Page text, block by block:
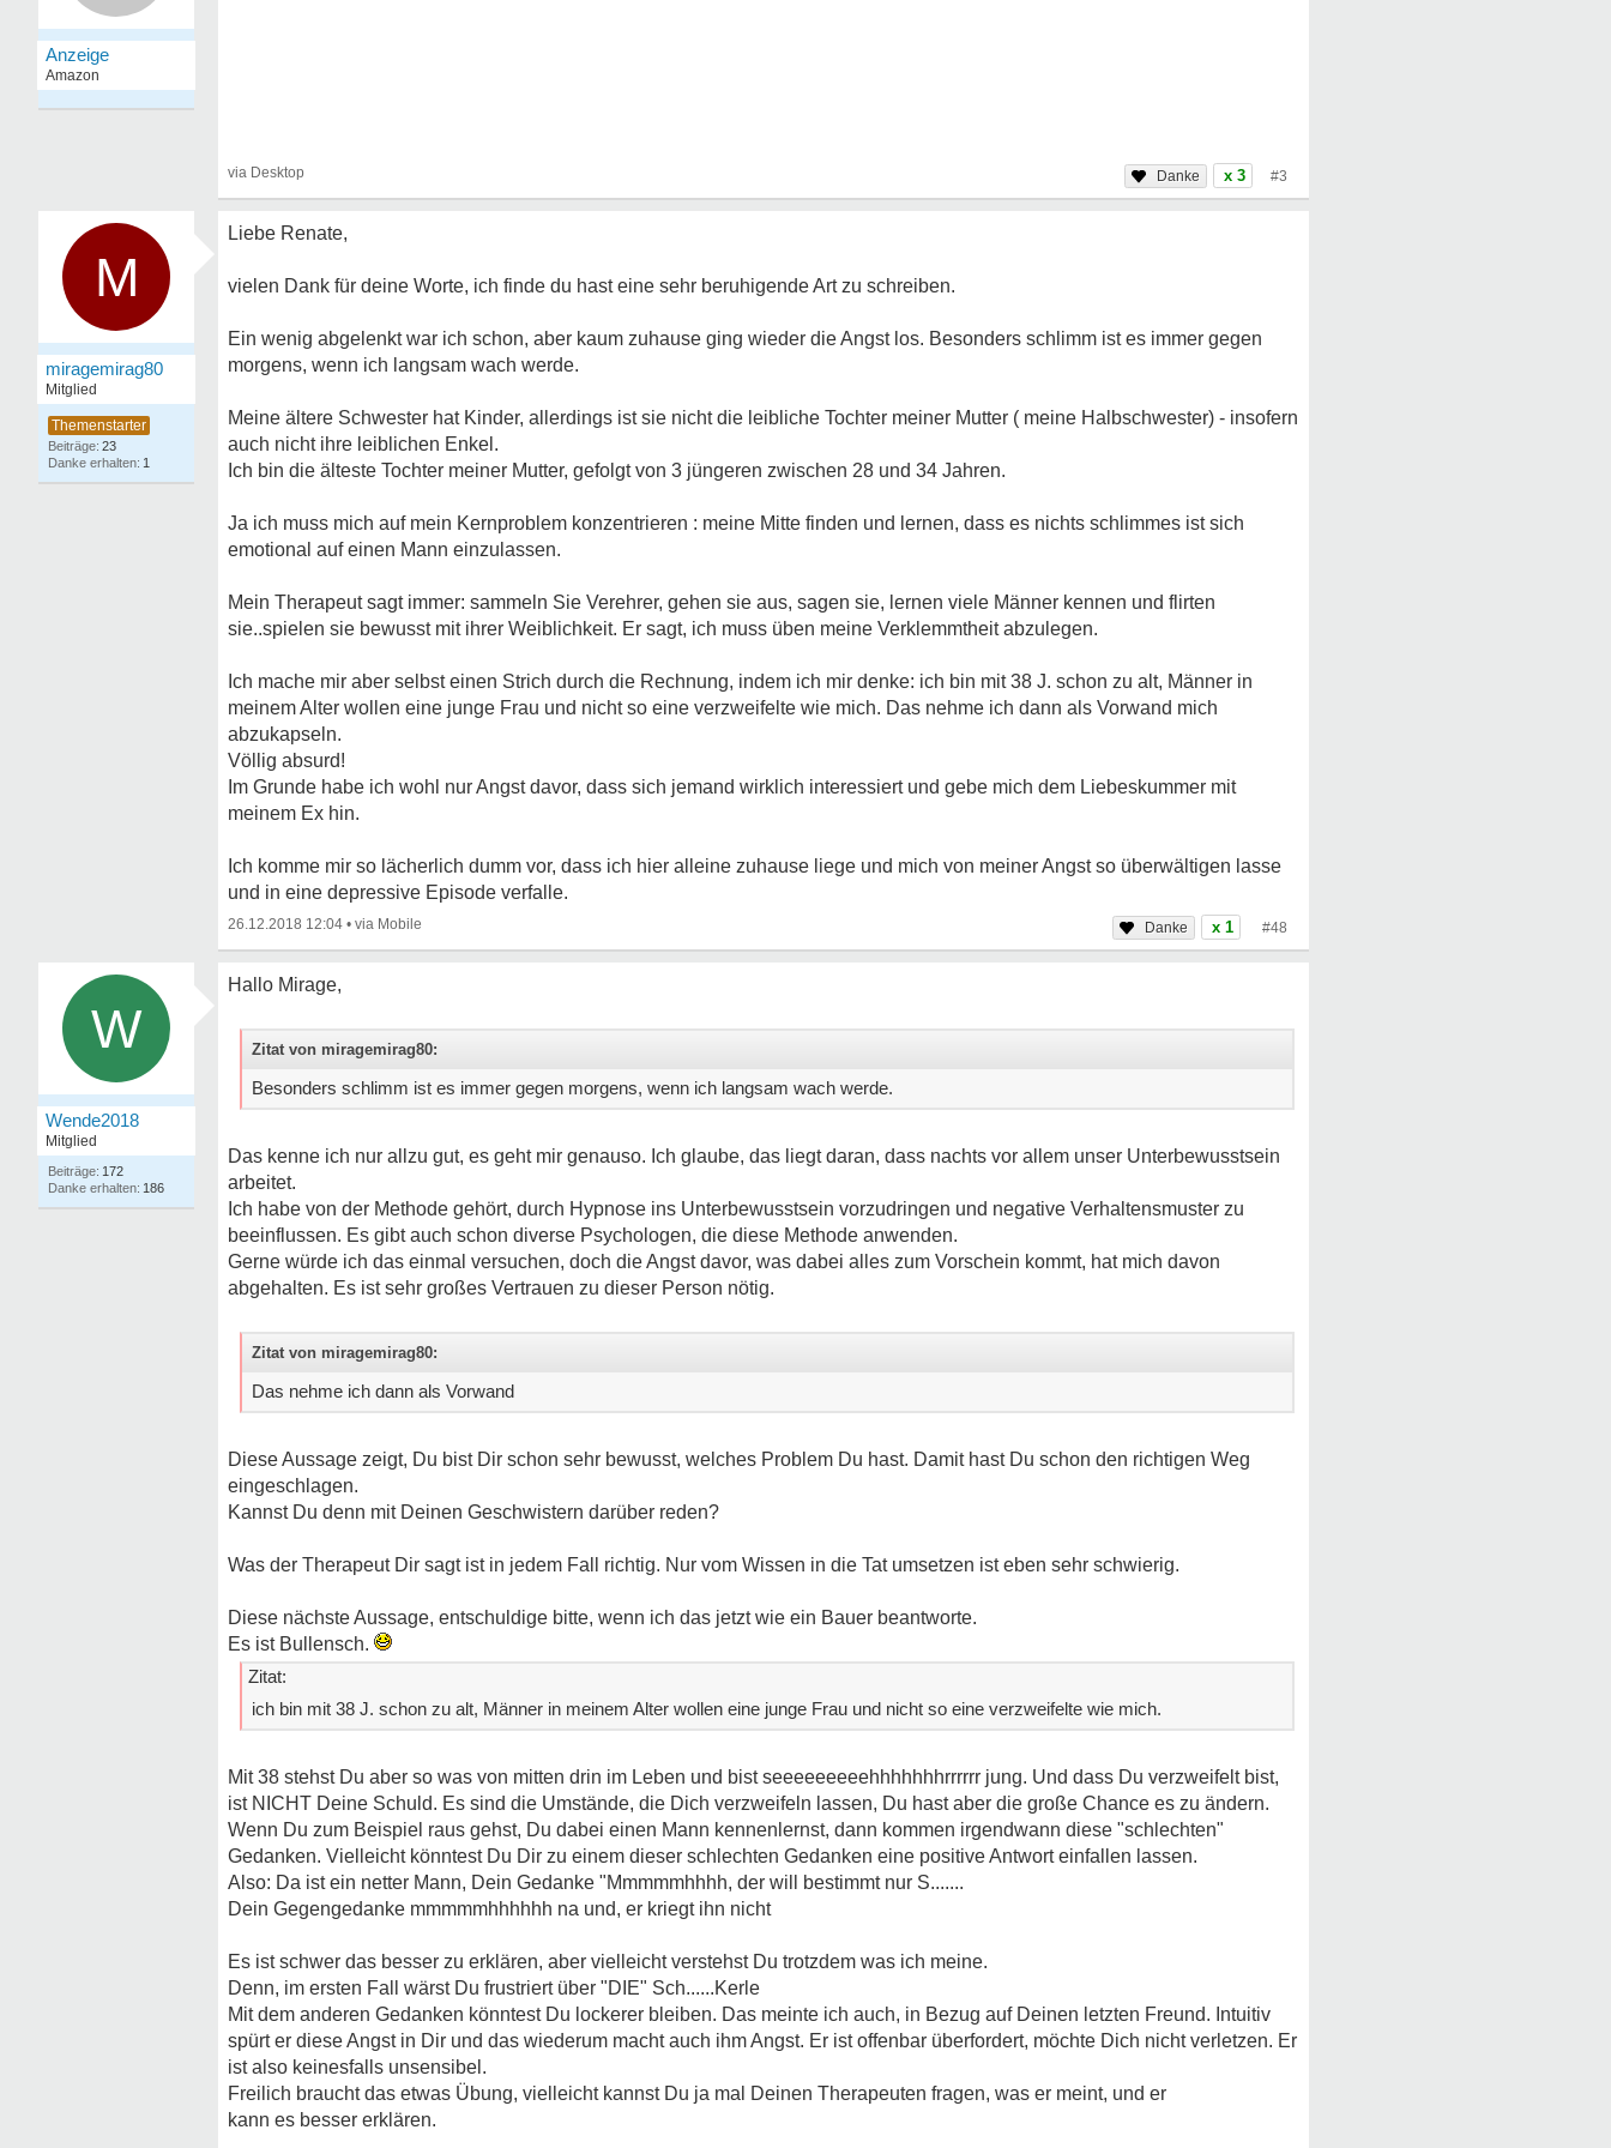
x 3 #3
M
miragemirag80
Mitglied
23
1
Liebe Renate,
vielen Dank für deine Worte, ich finde du hast eine sehr beruhigende Art zu schreiben.
Ein wenig abgelenkt war ich schon, aber kaum zuhause ging wieder die Angst los. Besonders schlimm ist es immer gegen
morgens, wenn ich langsam wach werde.
Meine ältere Schwester hat Kinder, allerdings ist sie nicht die leibliche Tochter meiner Mutter ( meine Halbschwester) - insofern
auch nicht ihre leiblichen Enkel.
Ich bin die älteste Tochter meiner Mutter, gefolgt von 3 jüngeren zwischen 28 und 34 Jahren.
Ja ich muss mich auf mein Kernproblem konzentrieren : meine Mitte finden und lernen, dass es nichts schlimmes ist sich
emotional auf einen Mann einzulassen.
Mein Therapeut sagt immer: sammeln Sie Verehrer, gehen sie aus, sagen sie, lernen viele Männer kennen und flirten
sie..spielen sie bewusst mit ihrer Weiblichkeit. Er sagt, ich muss üben meine Verklemmtheit abzulegen.
Ich mache mir aber selbst einen Strich durch die Rechnung, indem ich mir denke: ich bin mit 38 J. schon zu alt, Männer in
meinem Alter wollen eine junge Frau und nicht so eine verzweifelte wie mich. Das nehme ich dann als Vorwand mich
abzukapseln.
Völlig absurd!
Im Grunde habe ich wohl nur Angst davor, dass sich jemand wirklich interessiert und gebe mich dem Liebeskummer mit
meinem Ex hin.
Ich komme mir so lächerlich dumm vor, dass ich hier alleine zuhause liege und mich von meiner Angst so überwältigen lasse
und in eine depressive Episode verfalle.
26.12.2018 12:04 • x 1 #48
W
Wende2018
Mitglied
172
186
Hallo Mirage,
Zitat von miragemirag80:
Besonders schlimm ist es immer gegen morgens, wenn ich langsam wach werde.
Das kenne ich nur allzu gut, es geht mir genauso. Ich glaube, das liegt daran, dass nachts vor allem unser Unterbewusstsein
arbeitet.
Ich habe von der Methode gehört, durch Hypnose ins Unterbewusstsein vorzudringen und negative Verhaltensmuster zu
beeinflussen. Es gibt auch schon diverse Psychologen, die diese Methode anwenden.
Gerne würde ich das einmal versuchen, doch die Angst davor, was dabei alles zum Vorschein kommt, hat mich davon
abgehalten. Es ist sehr großes Vertrauen zu dieser Person nötig.
Zitat von miragemirag80:
Das nehme ich dann als Vorwand
Diese Aussage zeigt, Du bist Dir schon sehr bewusst, welches Problem Du hast. Damit hast Du schon den richtigen Weg
eingeschlagen.
Kannst Du denn mit Deinen Geschwistern darüber reden?
Was der Therapeut Dir sagt ist in jedem Fall richtig. Nur vom Wissen in die Tat umsetzen ist eben sehr schwierig.
Diese nächste Aussage, entschuldige bitte, wenn ich das jetzt wie ein Bauer beantworte.
Es ist Bullensch.
Zitat:
ich bin mit 38 J. schon zu alt, Männer in meinem Alter wollen eine junge Frau und nicht so eine verzweifelte wie mich.
Mit 38 stehst Du aber so was von mitten drin im Leben und bist seeeeeeeeehhhhhhhrrrrrr jung. Und dass Du verzweifelt bist,
ist NICHT Deine Schuld. Es sind die Umstände, die Dich verzweifeln lassen, Du hast aber die große Chance es zu ändern.
Wenn Du zum Beispiel raus gehst, Du dabei einen Mann kennenlernst, dann kommen irgendwann diese "schlechten"
Gedanken. Vielleicht könntest Du Dir zu einem dieser schlechten Gedanken eine positive Antwort einfallen lassen.
Also: Da ist ein netter Mann, Dein Gedanke "Mmmmmhhhh, der will bestimmt nur S.......
Dein Gegengedanke mmmmmhhhhhh na und, er kriegt ihn nicht
Es ist schwer das besser zu erklären, aber vielleicht verstehst Du trotzdem was ich meine.
Denn, im ersten Fall wärst Du frustriert über "DIE" Sch......Kerle
Mit dem anderen Gedanken könntest Du lockerer bleiben. Das meinte ich auch, in Bezug auf Deinen letzten Freund. Intuitiv
spürt er diese Angst in Dir und das wiederum macht auch ihm Angst. Er ist offenbar überfordert, möchte Dich nicht verletzen. Er
ist also keinesfalls unsensibel.
Freilich braucht das etwas Übung, vielleicht kannst Du ja mal Deinen Therapeuten fragen, was er meint, und er
kann es besser erklären.